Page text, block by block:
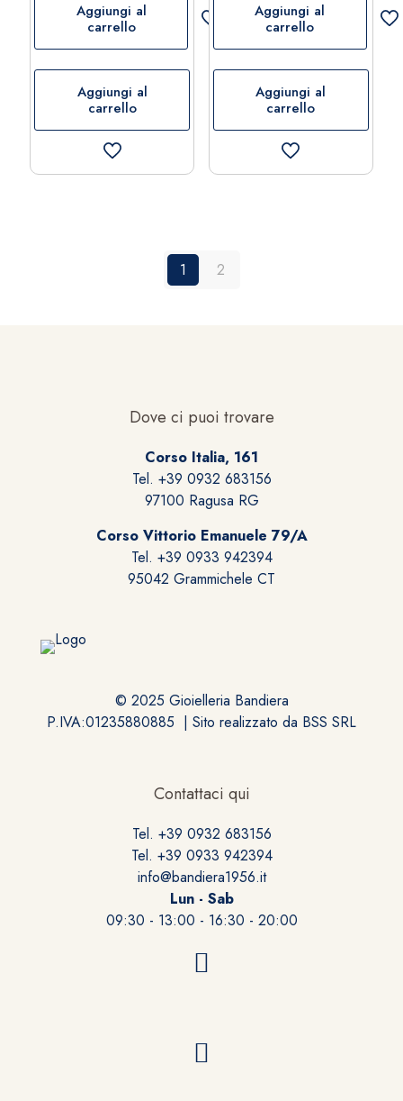
Aggiungi al
carrello
Aggiungi al
carrello
Aggiungi al
carrello
Aggiungi al
carrello
1 2
Dove ci puoi trovare
Corso Italia, 161
Tel. +39 0932 683156
97100 Ragusa RG
Corso Vittorio Emanuele 79/A
Tel. +39 0933 942394
95042 Grammichele CT
© 2025 Gioielleria Bandiera
P.IVA:01235880885 | Sito realizzato da BSS SRL
Contattaci qui
Tel. +39 0932 683156
Tel. +39 0933 942394
info@bandiera1956.it
Lun - Sab
09:30 - 13:00 - 16:30 - 20:00